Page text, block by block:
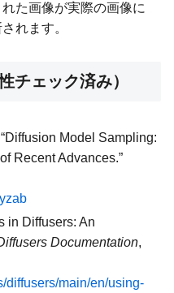
た画像が実際の画像に
れます。
チェック済み）
Model Sampling:
Recent Advances.”
in Diffusers: An
Documentation,
diffusers/main/en/using-